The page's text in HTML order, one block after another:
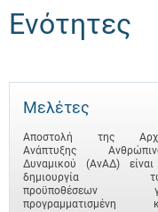
Ενότητες
Μελέτες
Αποστολή της
Ανάπτυξης
Δυναμικού (ΑνΑΔ)
δημιουργία
προϋποθέσεων
προγραμματισμένη